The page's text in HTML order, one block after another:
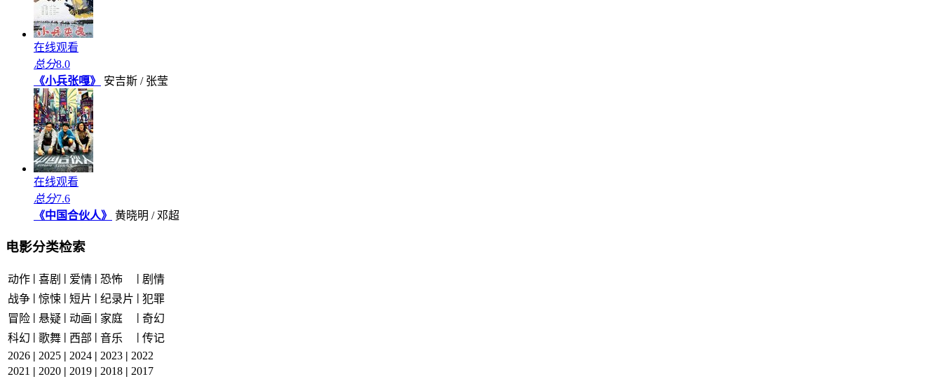
在线观看
总分8.0
《小兵张嘎》
安吉斯 / 张莹
在线观看
总分7.6
《中国合伙人》
黄晓明 / 邓超
电影分类检索
动作 | 喜剧 | 爱情 | 恐怖 | 剧情
战争 | 惊悚 | 短片 | 纪录片 | 犯罪
冒险 | 悬疑 | 动画 | 家庭 | 奇幻
科幻 | 歌舞 | 西部 | 音乐 | 传记
2026 | 2025 | 2024 | 2023 | 2022
2021 | 2020 | 2019 | 2018 | 2017